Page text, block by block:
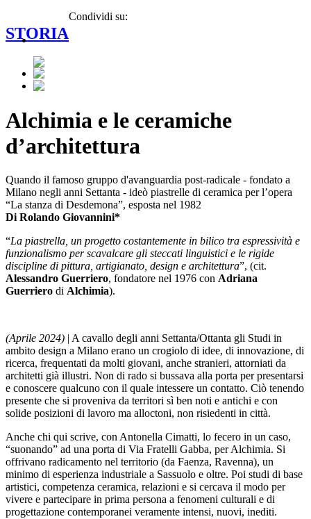
STORIA
Condividi su:
Alchimia e le ceramiche
d’architettura
Quando il famoso gruppo d'avanguardia post-radicale - fondato a
Milano negli anni Settanta - ideò piastrelle di ceramica per l’opera
“La stanza di Desdemona”, esposta nel 1982
Di Rolando Giovannini*
“La piastrella, un progetto costantemente in bilico tra espressività e
funzionalismo per scavalcare gli steccati linguistici e le rigide
discipline di pittura, artigianato, design e architettura”, (cit.
Alessandro Guerriero, fondatore nel 1976 con Adriana
Guerriero di Alchimia).
(Aprile 2024) | A cavallo degli anni Settanta/Ottanta gli Studi in
ambito design a Milano erano un crogiolo di idee, di innovazione, di
ricerca, frequentati da molti giovani, anche stranieri, attorniati da
architetti già illustri. Non di rado si bussava alla porta per presentarsi
e conoscere qualcuno con il quale intessere un contatto. Ciò tenendo
presente che si proveniva da territori sì ben noti e antichi e con
solide posizioni di lavoro ma alloctoni, non risiedenti in città.
Anche chi qui scrive, con Antonella Cimatti, lo fecero in un caso,
“suonando” ad una porta di Via Fratelli Gabba, per Alchimia. Si
offrivano radicamento nel territorio (da Faenza, Ravenna), un
minimo di esperienza industriale a Sassuolo e oltre. Poi studi di base
artistici, competenza ceramica, relazioni e si cercava il modo per
vivere e partecipare in prima persona a fenomeni culturali e di
progettazione contemporanei veramente intensi, nuovi, inediti.